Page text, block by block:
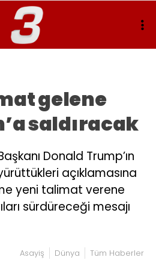
gelene
saldıracak
Donald Trump’ın
açıklamasına
yeni talimat verene
sürdüreceği mesajı
Asayiş Dünya Tüm Haberler